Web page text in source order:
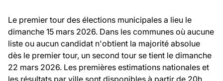
Le premier tour des élections municipales a lieu le
dimanche 15 mars 2026. Dans les communes où aucune
liste ou aucun candidat n'obtient la majorité absolue
dès le premier tour, un second tour se tient le dimanche
22 mars 2026. Les premières estimations nationales et